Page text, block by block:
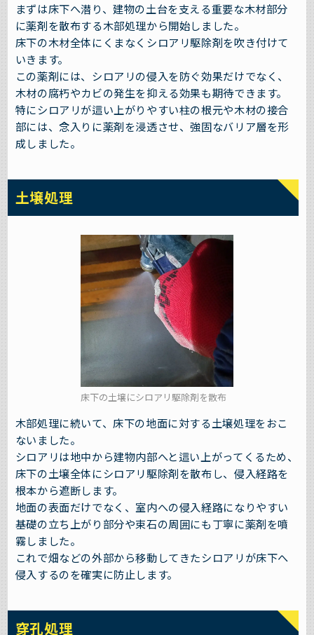
まずは床下へ潜り、建物の土台を支える重要な木材部分
に薬剤を散布する木部処理から開始しました。
床下の木材全体にくまなくシロアリ駆除剤を吹き付けて
いきます。
この薬剤には、シロアリの侵入を防ぐ効果だけでなく、
木材の腐朽やカビの発生を抑える効果も期待できます。
特にシロアリが這い上がりやすい柱の根元や木材の接合
部には、念入りに薬剤を浸透させ、強固なバリア層を形
成しました。
土壌処理
床下の土壌にシロアリ駆除剤を散布
木部処理に続いて、床下の地面に対する土壌処理をおこ
ないました。
シロアリは地中から建物内部へと這い上がってくるため、
床下の土壌全体にシロアリ駆除剤を散布し、侵入経路を
根本から遮断します。
地面の表面だけでなく、室内への侵入経路になりやすい
基礎の立ち上がり部分や束石の周囲にも丁寧に薬剤を噴
霧しました。
これで畑などの外部から移動してきたシロアリが床下へ
侵入するのを確実に防止します。
穿孔処理